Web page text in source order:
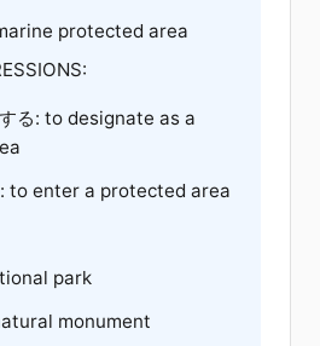
protected area
する: to designate as a
: to enter a protected area
park
monument